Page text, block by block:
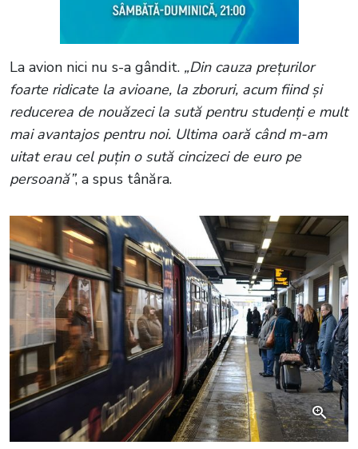
La avion nici nu s-a gândit. „Din cauza prețurilor
foarte ridicate la avioane, la zboruri, acum fiind și
reducerea de nouăzeci la sută pentru studenți e mult
mai avantajos pentru noi. Ultima oară când m-am
uitat erau cel puțin o sută cincizeci de euro pe
persoană”, a spus tânăra.